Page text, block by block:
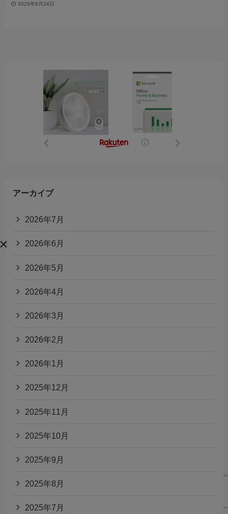
2026年6月24日
アーカイブ
2026年7月
2026年6月
2026年5月
2026年4月
2026年3月
2026年2月
2026年1月
2025年12月
2025年11月
2025年10月
2025年9月
2025年8月
2025年7月